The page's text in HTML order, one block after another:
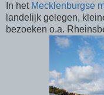
In het Mecklenburgse
landelijk gelegen,
bezoeken o.a.